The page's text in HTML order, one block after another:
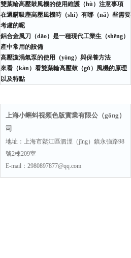
雙葉輪高壓鼓風機的使用維護（hù）注意事項
在選購吸塵高壓風機時（shí）有哪（nǎ）些需要
考慮的呢
鋁合金風刀（dāo）是一種現代工業生（shēng）
產中常用的設備
高壓漩渦氣泵的使用（yòng）與保養方法
來看（kàn）看雙葉輪高壓鼓（gǔ）風機的原理
以及特點
上海小蝌蚪视频色版實業有限公（gōng）
司
地址：上海市鬆江區泗涇（jīng）鎮永強路98
號2棟209室
E-mail：2980897877@qq.com